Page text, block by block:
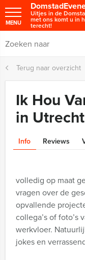
Uitjes in de
met ons komt u in
terecht!
MENU
Terug naar overzicht
Ik Hou
in Utrecht
Info Reviews
volledig op maat
vragen over de
opvallende
collega’s of foto’s
werkvloer.
jokes en